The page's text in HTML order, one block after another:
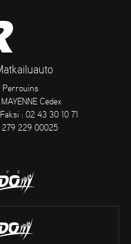
Perrouins
Cedex
: 02 43 30 10 71
279 229 00025